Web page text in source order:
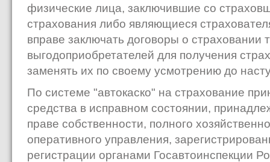
физические лица, заключившие со
страхования либо являющиеся
вправе заключать договоры о страховании
выгодоприобретателей для получения
заменять их по своему усмотрению до
По системе "автокаско" на страхование
средства в исправном состоянии,
праве собственности, полного
оперативного управления,
регистрации органами Госавтоинспекции